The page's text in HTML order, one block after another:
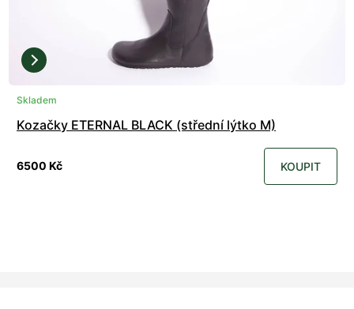
Skladem
Kozačky ETERNAL BLACK (střední lýtko M)
6500 Kč KOUPIT